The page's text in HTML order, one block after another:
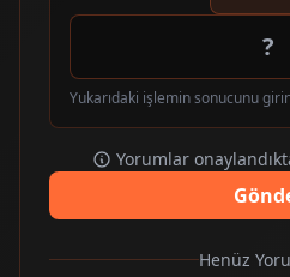
Yukarıdaki işlemin sonucunu
Yorumlar
Henüz